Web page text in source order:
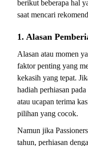
berikut beberapa hal
saat mencari
1. Alasan
Alasan atau momen
faktor penting yang
kekasih yang tepat.
hadiah perhiasan
atau ucapan terima
pilihan yang cocok.
Namun jika
tahun, perhiasan